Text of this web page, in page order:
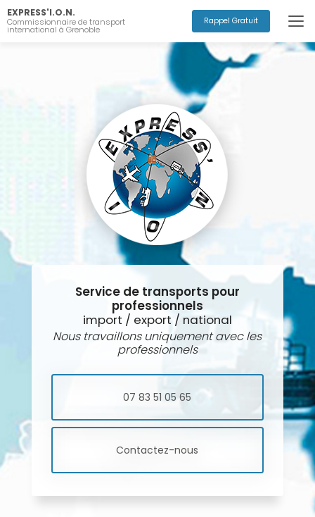
Aller
au
contenu
EXPRESS'I.O.N.
Commissionnaire de transport
international à Grenoble
Rappel Gratuit
Service de transports pour
professionnels
import / export / national
Nous travaillons uniquement avec les
professionnels
07 83 51 05 65
Contactez-nous